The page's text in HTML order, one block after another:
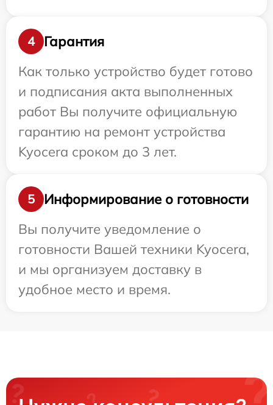
4
Гарантия
Как только устройство будет готово
и подписания акта выполненных
работ Вы получите официальную
гарантию на ремонт устройства
Kyocera сроком до 3 лет.
5
Информирование о готовности
Вы получите уведомление о
готовности Вашей техники Kyocera,
и мы организуем доставку в
удобное место и время.